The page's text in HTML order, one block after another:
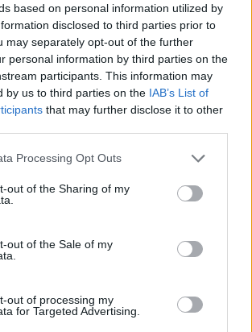
based on personal information utilized by
disclosed to third parties prior to
may separately opt-out of the further
personal information by third parties on the
participants. This information may
by us to third parties on the IAB’s List of
that may further disclose it to other
this website/app uses one or more Google
visit or usage behaviour. You may click to
to Google and its third-party tags to
below specified purposes in below Google
Processing Opt Outs
out of the Sharing of my
out of the Sale of my
out of processing my
for Targeted Advertising.
στο Πανεπιστημιακό Γενικό
ΦΩΤΟ